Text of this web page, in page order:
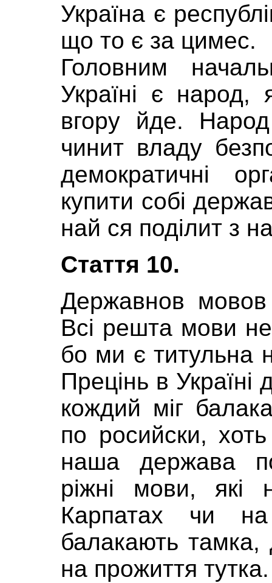
Україна є
що то є за цимес.
Головним
Україні є
вгору йде.
чинит владу
демократичні
купити собі
най ся поділит з
Стаття 10.
Державнов мовов
Всі решта мови
бо ми є титульна
Прецінь в Україні
кождий міг
по росийски,
наша держава
ріжні мови, які
Карпатах чи
балакають
на прожиття тутка.